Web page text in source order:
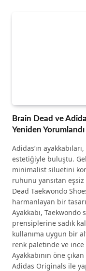
Brain Dead ve
Yeniden Yorumlandı
Adidas’ın
estetiğiyle buluştu.
minimalist siluetini
ruhunu yansıtan
Dead Taekwondo
harmanlayan bir
Ayakkabı,
prensiplerine sadık
kullanıma uygun bir
renk paletinde ve
Ayakkabının öne
Adidas Originals ile